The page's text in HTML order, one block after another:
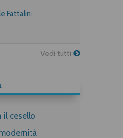
Fattalini
Vedi tutti
il cesello